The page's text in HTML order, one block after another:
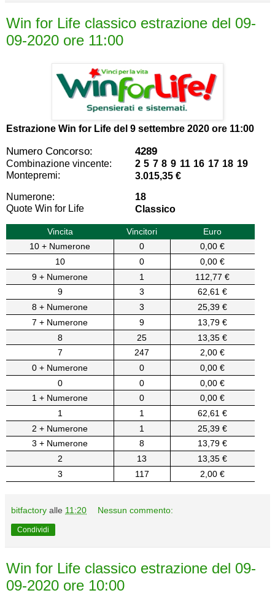
Win for Life classico estrazione del 09-
09-2020 ore 11:00
Estrazione Win for Life del 9 settembre 2020 ore 11:00
Numero Concorso: 4289
Combinazione vincente:
2 5 7 8 9 11 16 17 18 19
Montepremi:
3.015,35 €
Numerone:
18
Quote Win for Life
Classico
Vincita Vincitori
Euro
10 + Numerone
0
0,00 €
10
0
0,00 €
9 + Numerone
1
112,77 €
9
3
62,61 €
8 + Numerone
3
25,39 €
7 + Numerone
9
13,79 €
8
25
13,35 €
7
247
2,00 €
0 + Numerone
0
0,00 €
0
0
0,00 €
1 + Numerone
0
0,00 €
1
1
62,61 €
2 + Numerone
1
25,39 €
3 + Numerone
8
13,79 €
2
13
13,35 €
3
117 2,00 €
bitfactory alle 11:20 Nessun commento:
Condividi
Win for Life classico estrazione del 09-
09-2020 ore 10:00